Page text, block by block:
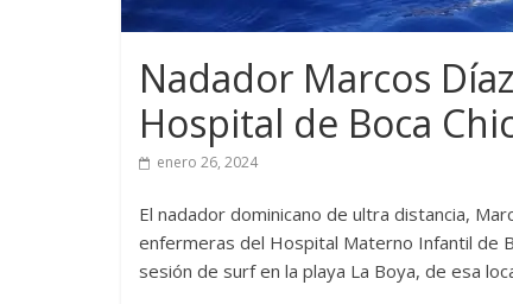
Nadador Marcos
Hospital de Boca
enero 26, 2024
El nadador dominicano de ultra distancia,
enfermeras del Hospital Materno Infantil de
sesión de surf en la playa La Boya, de esa